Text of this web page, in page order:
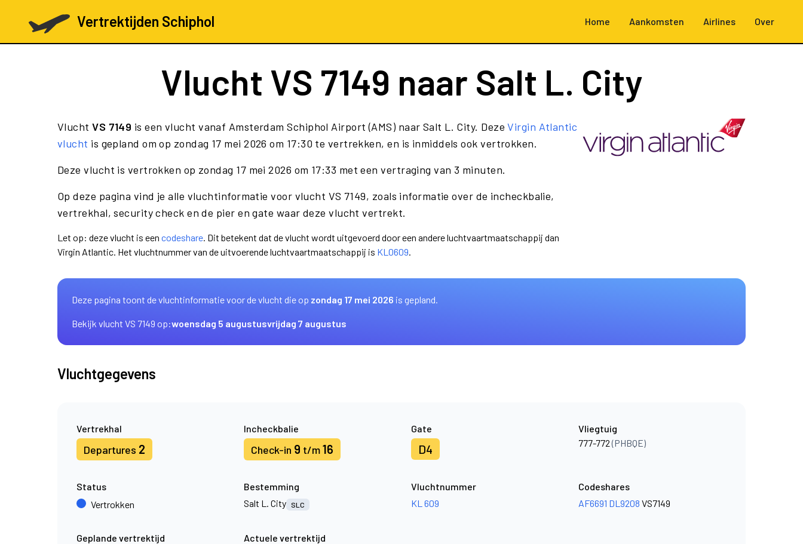
Vertrektijden Schiphol Home Aankomsten Airlines Over
Vlucht VS 7149 naar Salt L. City
VluchtVS 7149 is een vlucht vanaf Amsterdam Schiphol Airport (AMS) naar Salt L. City. DezeVirgin Atlantic
vlucht is gepland om op zondag 17 mei 2026 om 17:30 te vertrekken, en is inmiddels ook vertrokken.
Deze vlucht is vertrokken op zondag 17 mei 2026 om 17:33 met een vertraging van 3 minuten.
Op deze pagina vind je alle vluchtinformatie voor vlucht VS 7149, zoals informatie over de incheckbalie,
vertrekhal, security check en de pier en gate waar deze vlucht vertrekt.
Let op: deze vlucht is een codeshare. Dit betekent dat de vlucht wordt uitgevoerd door een andere luchtvaartmaatschappij dan
Virgin Atlantic. Het vluchtnummer van de uitvoerende luchtvaartmaatschappij is KL0609.
Deze pagina toont de vluchtinformatie voor de vlucht die op zondag 17 mei 2026 is gepland.
Bekijk vlucht VS 7149 op:woensdag 5 augustusvrijdag 7 augustus
Vluchtgegevens
Vertrekhal
Departures 2
Incheckbalie
Check-in 9 t/m16
Gate
D4
Vliegtuig
777-772(PHBQE)
Status
Vertrokken
Bestemming
Salt L. City SLC
Vluchtnummer
KL 609
Codeshares
AF6691 DL9208 VS7149
Geplande vertrektijd
Actuele vertrektijd